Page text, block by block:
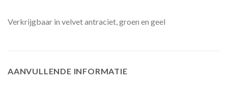
Verkrijgbaar in velvet antraciet, groen en geel
AANVULLENDE INFORMATIE